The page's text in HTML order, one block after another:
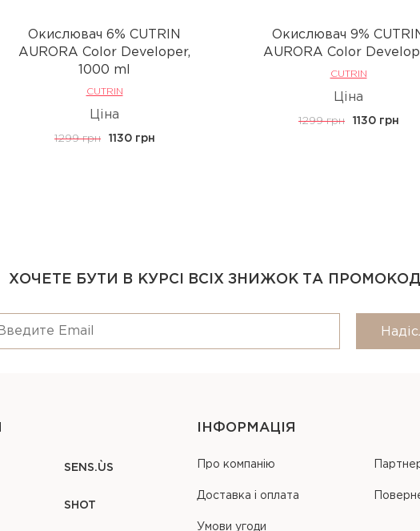
Окислювач 6% CUTRIN
AURORA Color Developer,
1000 ml
CUTRIN
Ціна
1299 грн 1130 грн
Окислювач 9%
AURORA Color
CUTRIN
Ціна
1299 грн 1130 грн
ХОЧЕТЕ БУТИ В КУРСІ ВСІХ ЗНИЖОК ТА
SENS.ÙS
SHOT
ІНФОРМАЦІЯ
Про компанію
Доставка і оплата
Умови угоди